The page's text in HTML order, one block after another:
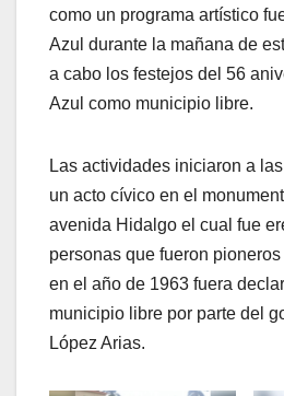
como un programa artístico
Azul durante la mañana de
a cabo los festejos del 56
Azul como municipio libre.
Las actividades iniciaron a
un acto cívico en el
avenida Hidalgo el cual fue
personas que fueron pioneros
en el año de 1963 fuera
municipio libre por parte del
López Arias.